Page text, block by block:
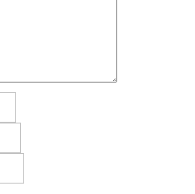
ligne destinée à l’ensemble
Suivez les ventes de vos